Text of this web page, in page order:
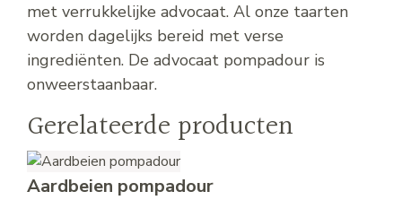
met verrukkelijke advocaat. Al onze taarten
worden dagelijks bereid met verse
ingrediënten. De advocaat pompadour is
onweerstaanbaar.
Gerelateerde producten
Aardbeien pompadour